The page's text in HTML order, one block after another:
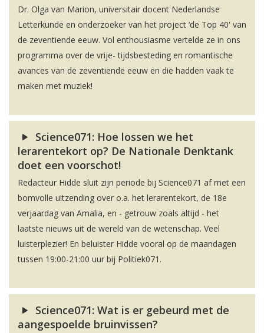
Dr. Olga van Marion, universitair docent Nederlandse
Letterkunde en onderzoeker van het project ‘de Top 40' van
de zeventiende eeuw. Vol enthousiasme vertelde ze in ons
programma over de vrije- tijdsbesteding en romantische
avances van de zeventiende eeuw en die hadden vaak te
maken met muziek!
Science071: Hoe lossen we het
lerarentekort op? De Nationale Denktank
doet een voorschot!
Redacteur Hidde sluit zijn periode bij Science071 af met een
bomvolle uitzending over o.a. het lerarentekort, de 18e
verjaardag van Amalia, en - getrouw zoals altijd - het
laatste nieuws uit de wereld van de wetenschap. Veel
luisterplezier! En beluister Hidde vooral op de maandagen
tussen 19:00-21:00 uur bij Politiek071.
Science071: Wat is er gebeurd met de
aangespoelde bruinvissen?